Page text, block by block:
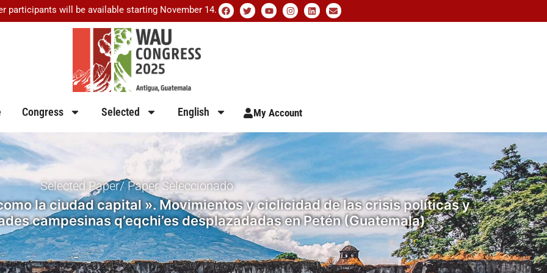
participants will be available starting November 14.
Congress Selected English My Account
Selected Paper/ Paper Seleccionado
la ciudad capital ». Movimientos y ciclicidad de las crisis políticas y
campesinas q’eqchi’es desplazadadas en Petén (Guatemala)